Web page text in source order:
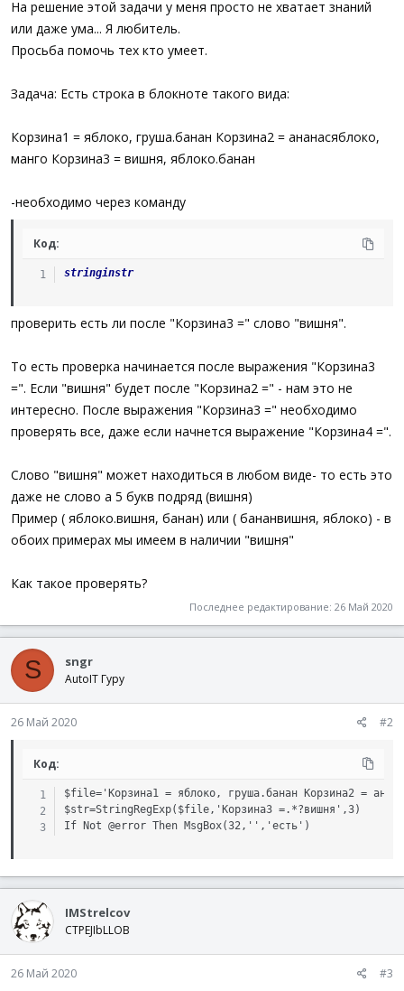
На решение этой задачи у меня просто не хватает знаний
или даже ума... Я любитель.
Просьба помочь тех кто умеет.
Задача: Есть строка в блокноте такого вида:
Корзина1 = яблоко, груша.банан Корзина2 = ананасяблоко,
манго Корзина3 = вишня, яблоко.банан
-необходимо через команду
Код:
stringinstr
проверить есть ли после "Корзина3 =" слово "вишня".
То есть проверка начинается после выражения "Корзина3
=". Если "вишня" будет после "Корзина2 =" - нам это не
интересно. После выражения "Корзина3 =" необходимо
проверять все, даже если начнется выражение "Корзина4 =".
Слово "вишня" может находиться в любом виде- то есть это
даже не слово а 5 букв подряд (вишня)
Пример ( яблоко.вишня, банан) или ( бананвишня, яблоко) - в
обоих примерах мы имеем в наличии "вишня"
Как такое проверять?
Последнее редактирование: 26 Май 2020
S sngr
AutoIT Гуру
26 Май 2020 #2
Код:
$file='Корзина1 = яблоко, груша.банан Корзина2 =
$str=StringRegExp($file,'Корзина3 =.*?вишня',3)
If Not @error Then MsgBox(32,'','есть')
IMStrelcov
CTPEJIbLLOB
26 Май 2020 #3